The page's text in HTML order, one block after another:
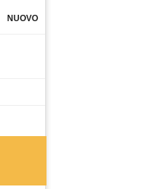
NUOVO